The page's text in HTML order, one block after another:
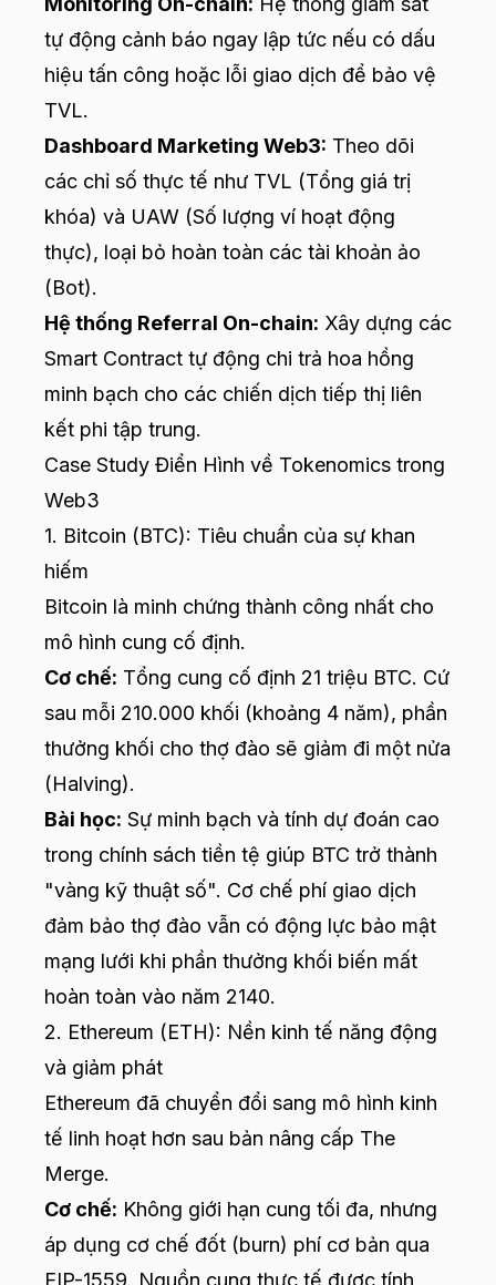
tự động cảnh báo ngay lập tức nếu có dấu
hiệu tấn công hoặc lỗi giao dịch để bảo vệ
TVL.
Dashboard Marketing Web3: Theo dõi
các chỉ số thực tế như TVL (Tổng giá trị
khóa) và UAW (Số lượng ví hoạt động
thực), loại bỏ hoàn toàn các tài khoản ảo
(Bot).
Hệ thống Referral On-chain: Xây dựng các
Smart Contract tự động chi trả hoa hồng
minh bạch cho các chiến dịch tiếp thị liên
kết phi tập trung.
Case Study Điển Hình về Tokenomics trong
Web3
1. Bitcoin (BTC): Tiêu chuẩn của sự khan
hiếm
Bitcoin là minh chứng thành công nhất cho
mô hình cung cố định.
Cơ chế: Tổng cung cố định 21 triệu BTC. Cứ
sau mỗi 210.000 khối (khoảng 4 năm), phần
thưởng khối cho thợ đào sẽ giảm đi một nửa
(Halving).
Bài học: Sự minh bạch và tính dự đoán cao
trong chính sách tiền tệ giúp BTC trở thành
"vàng kỹ thuật số". Cơ chế phí giao dịch
đảm bảo thợ đào vẫn có động lực bảo mật
mạng lưới khi phần thưởng khối biến mất
hoàn toàn vào năm 2140.
2. Ethereum (ETH): Nền kinh tế năng động
và giảm phát
Ethereum đã chuyển đổi sang mô hình kinh
tế linh hoạt hơn sau bản nâng cấp The
Merge.
Cơ chế: Không giới hạn cung tối đa, nhưng
áp dụng cơ chế đốt (burn) phí cơ bản qua
EIP-1559. Nguồn cung thực tế được tính